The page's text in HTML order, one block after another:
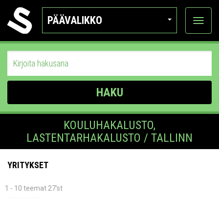
PÄÄVALIKKO
Näytä
HAKU
KOULUHAKALUSTO,
LASTENTARHAKALUSTO / TALLINN
YRITYKSET
1 - 10 teemat 27'st